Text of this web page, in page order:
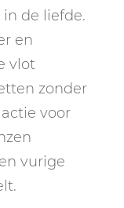
de liefde.
en
vlot
zonder
voor
vurige